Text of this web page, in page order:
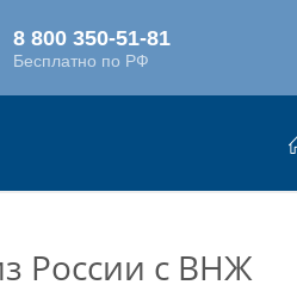
России с ВНЖ